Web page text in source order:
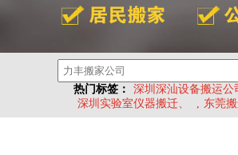
热门标签： 深圳深汕设备搬运公
深圳实验室仪器搬迁、
, 东莞